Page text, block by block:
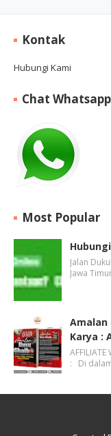
Kontak
Hubungi Kami
Chat Whatsapp
Most Popular
Jalan
Jawa
Amalan
Karya :
AFFILIATE
: Di